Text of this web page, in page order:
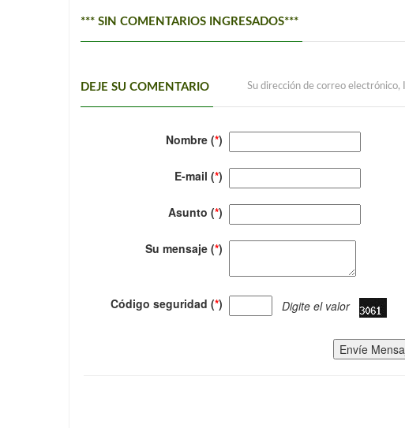
*** SIN COMENTARIOS INGRESADOS***
DEJE SU COMENTARIO Su dirección de correo electrónico,
Nombre (*)
E-mail (*)
Asunto (*)
Su mensaje (*)
Código seguridad (*) Digite el valor
Envíe